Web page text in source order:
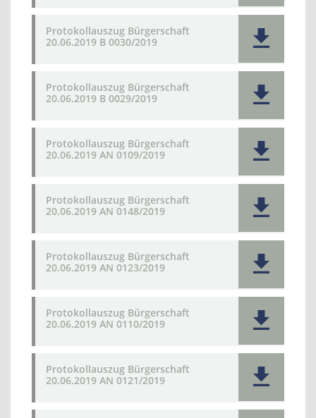
Protokollauszug Bürgerschaft
20.06.2019 B 0030/2019
Protokollauszug Bürgerschaft
20.06.2019 B 0029/2019
Protokollauszug Bürgerschaft
20.06.2019 AN 0109/2019
Protokollauszug Bürgerschaft
20.06.2019 AN 0148/2019
Protokollauszug Bürgerschaft
20.06.2019 AN 0123/2019
Protokollauszug Bürgerschaft
20.06.2019 AN 0110/2019
Protokollauszug Bürgerschaft
20.06.2019 AN 0121/2019